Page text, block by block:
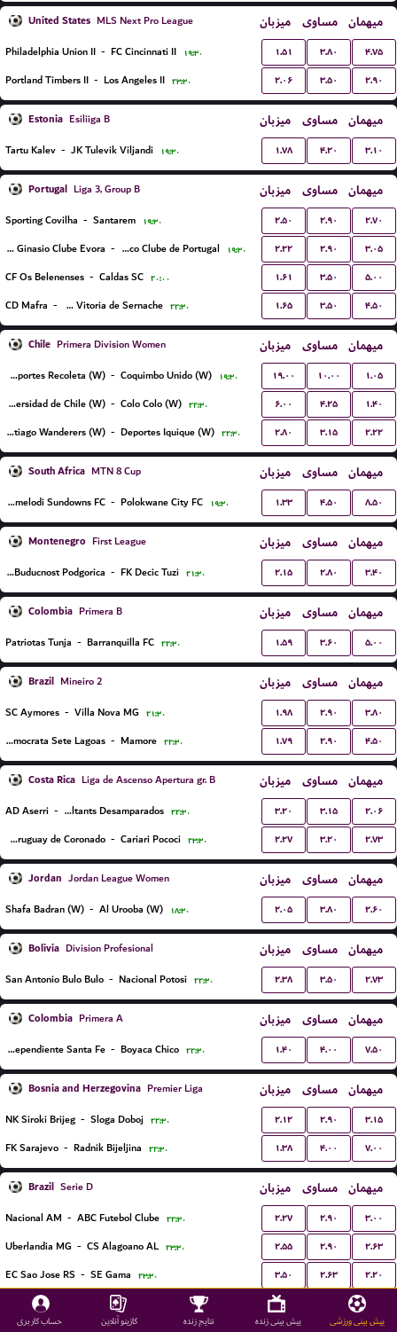
United States MLS Next Pro League میزبان مساوی میهمان
Philadelphia Union II - FC Cincinnati II ۱۹:۳۰ ۱.۵۱ ۳.۸۰ ۴.۷۵
Portland Timbers II - Los Angeles II ۲۳:۳۰ ۲.۰۶ ۳.۵۰ ۲.۹۰
Estonia Esiliiga B میزبان مساوی میهمان
Tartu Kalev - JK Tulevik Viljandi ۱۹:۳۰ ۱.۷۸ ۴.۲۰ ۳.۱۰
Portugal Liga 3, Group B میزبان مساوی میهمان
Sporting Covilha - Santarem ۱۹:۳۰ ۲.۵۰ ۲.۹۰ ۲.۷۰
Lusitano Ginasio Clube Evora - Atletico Clube de Portugal ۱۹:۳۰ ۲.۲۲ ۲.۹۰ ۳.۰۵
CF Os Belenenses - Caldas SC ۲۰:۰۰ ۱.۶۱ ۳.۵۰ ۵.۰۰
CD Mafra - GD Vitoria de Sernache ۲۲:۳۰ ۱.۶۵ ۳.۵۰ ۴.۵۰
Chile Primera Division Women میزبان مساوی میهمان
Deportes Recoleta (W) - Coquimbo Unido (W) ۱۹:۳۰ ۱۹.۰۰ ۱۰.۰۰ ۱.۰۵
Universidad de Chile (W) - Colo Colo (W) ۲۲:۳۰ ۶.۰۰ ۴.۲۵ ۱.۴۰
Santiago Wanderers (W) - Deportes Iquique (W) ۲۲:۳۰ ۲.۸۰ ۳.۱۵ ۲.۲۲
South Africa MTN 8 Cup میزبان مساوی میهمان
Mamelodi Sundowns FC - Polokwane City FC ۱۹:۳۰ ۱.۳۳ ۴.۵۰ ۸.۵۰
Montenegro First League میزبان مساوی میهمان
FK Buducnost Podgorica - FK Decic Tuzi ۲۱:۳۰ ۲.۱۵ ۲.۸۰ ۳.۴۰
Colombia Primera B میزبان مساوی میهمان
Patriotas Tunja - Barranquilla FC ۲۲:۳۰ ۱.۵۹ ۳.۶۰ ۵.۰۰
Brazil Mineiro 2 میزبان مساوی میهمان
SC Aymores - Villa Nova MG ۲۱:۳۰ ۱.۹۸ ۲.۹۰ ۳.۸۰
Democrata Sete Lagoas - Mamore ۲۲:۳۰ ۱.۷۹ ۲.۹۰ ۴.۵۰
Costa Rica Liga de Ascenso Apertura gr. B میزبان مساوی میهمان
AD Aserri - Consultants Desamparados ۲۲:۳۰ ۳.۲۰ ۳.۱۵ ۲.۰۶
CS Uruguay de Coronado - Cariari Pococi ۲۳:۳۰ ۲.۲۷ ۳.۲۰ ۲.۷۳
Jordan Jordan League Women میزبان مساوی میهمان
Shafa Badran (W) - Al Urooba (W) ۱۸:۳۰ ۲.۰۵ ۳.۸۰ ۲.۶۰
Bolivia Division Profesional میزبان مساوی میهمان
San Antonio Bulo Bulo - Nacional Potosi ۲۲:۳۰ ۲.۳۸ ۳.۵۰ ۲.۷۳
Colombia Primera A میزبان مساوی میهمان
Independiente Santa Fe - Boyaca Chico ۲۲:۳۰ ۱.۴۰ ۴.۰۰ ۷.۵۰
Bosnia and Herzegovina Premier Liga میزبان مساوی میهمان
NK Siroki Brijeg - Sloga Doboj ۲۲:۳۰ ۲.۱۲ ۲.۹۰ ۳.۱۵
FK Sarajevo - Radnik Bijeljina ۲۲:۳۰ ۱.۳۸ ۴.۰۰ ۷.۰۰
Brazil Serie D میزبان مساوی میهمان
Nacional AM - ABC Futebol Clube ۲۲:۳۰ ۲.۲۷ ۲.۹۰ ۳.۰۰
Uberlandia MG - CS Alagoano AL ۲۳:۳۰ ۲.۵۵ ۲.۹۰ ۲.۶۳
EC Sao Jose RS - SE Gama ۲۳:۳۰ ۳.۵۰ ۲.۶۳ ۲.۲۰
Paraguay Championship Women میزبان میهمان
پیش بینی ورزشی پیش بینی زنده نتایج زنده کازینو آنلاین حساب کاربری